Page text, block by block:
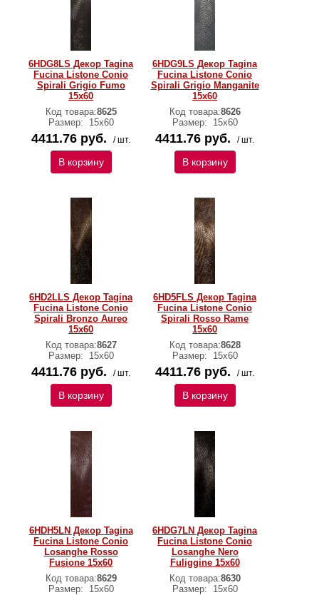
6HDG8LS Декор Tagina
Fucina Listone Conio
Spirali Grigio Fumo
15x60
Код товара:8625
Размер:
15x60
4411.76 руб. / шт.
В корзину
6HDG9LS Декор Tagina
Fucina Listone Conio
Spirali Grigio Manganite
15x60
Код товара:8626
Размер:
15x60
4411.76 руб. / шт.
В корзину
6HD2LLS Декор Tagina
Fucina Listone Conio
Spirali Bronzo Aureo
15x60
Код товара:8627
Размер:
15x60
4411.76 руб. / шт.
В корзину
6HD5FLS Декор Tagina
Fucina Listone Conio
Spirali Rosso Rame
15x60
Код товара:8628
Размер:
15x60
4411.76 руб. / шт.
В корзину
6HDH5LN Декор Tagina
Fucina Listone Conio
Losanghe Rosso
Fusione 15x60
Код товара:8629
Размер:
15x60
6HDG7LN Декор Tagina
Fucina Listone Conio
Losanghe Nero
Fuliggine 15x60
Код товара:8630
Размер:
15x60